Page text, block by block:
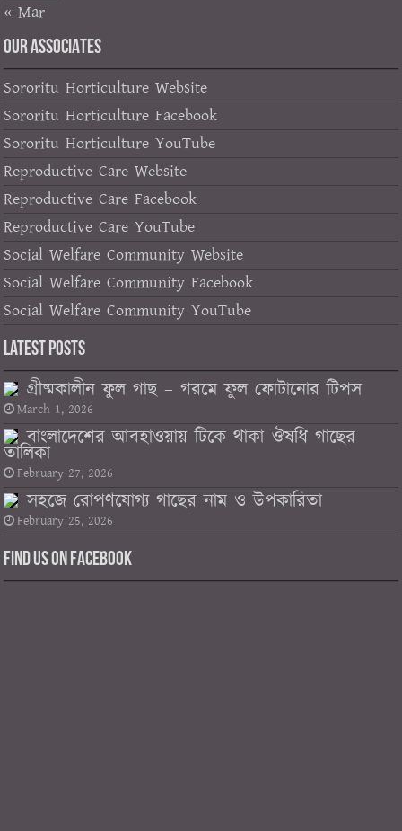
« Mar
OUR ASSOCIATES
Sororitu Horticulture Website
Sororitu Horticulture Facebook
Sororitu Horticulture YouTube
Reproductive Care Website
Reproductive Care Facebook
Reproductive Care YouTube
Social Welfare Community Website
Social Welfare Community Facebook
Social Welfare Community YouTube
Latest Posts
গ্রীষ্মকালীন ফুল গাছ – গরমে ফুল ফোটানোর টিপস
March 1, 2026
বাংলাদেশের আবহাওয়ায় টিকে থাকা ঔষধি গাছের
তালিকা
February 27, 2026
সহজে রোপণযোগ্য গাছের নাম ও উপকারিতা
February 25, 2026
Find us on Facebook